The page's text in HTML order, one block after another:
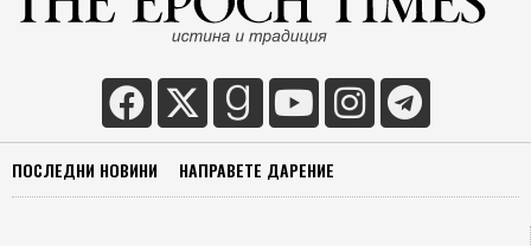
ПОСЛЕДНИ НОВИНИ НАПРАВЕТЕ ДАРЕНИЕ